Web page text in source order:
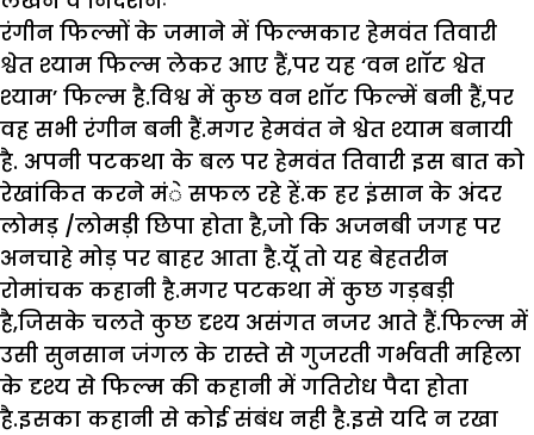
रंगीन फिल्मों के जमाने में फिल्मकार हेमवंत तिवारी
श्वेत श्याम फिल्म लेकर आए हैं,पर यह ‘वन शाॅट श्वेत
श्याम’ फिल्म है.विश्व में कुछ वन शाॅट फिल्में बनी हैं,पर
वह सभी रंगीन बनी हैं.मगर हेमवंत ने श्वेत श्याम बनायी
है. अपनी पटकथा के बल पर हेमवंत तिवारी इस बात को
रेखांकित करने मंे सफल रहे हें.क हर इंसान के अंदर
लोमड़ /लोमड़ी छिपा होता है,जो कि अजनबी जगह पर
अनचाहे मोड़ पर बाहर आता है.यॅूं तो यह बेहतरीन
रोमांचक कहानी है.मगर पटकथा में कुछ गड़बड़ी
है,जिसके चलते कुछ दृश्य असंगत नजर आते हैं.फिल्म में
उसी सुनसान जंगल के रास्ते से गुजरती गर्भवती महिला
के दृश्य से फिल्म की कहानी में गतिरोध पैदा होता
है.इसका कहानी से कोई संबंध नही है.इसे यदि न रखा